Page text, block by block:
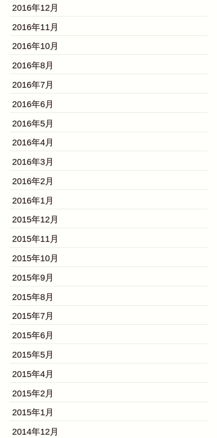
2016年12月
2016年11月
2016年10月
2016年8月
2016年7月
2016年6月
2016年5月
2016年4月
2016年3月
2016年2月
2016年1月
2015年12月
2015年11月
2015年10月
2015年9月
2015年8月
2015年7月
2015年6月
2015年5月
2015年4月
2015年2月
2015年1月
2014年12月